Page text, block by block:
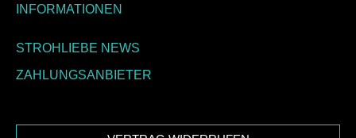
INFORMATIONEN
STROHLIEBE NEWS
ZAHLUNGSANBIETER